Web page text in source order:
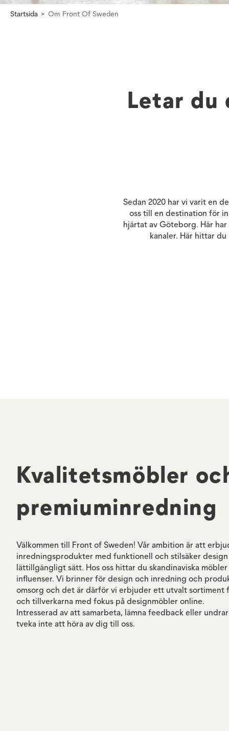
Startsida Om Front Of Sweden
Letar du
Sedan 2020 har vi varit en
oss till en destination för
hjärtat av Göteborg. Här
kanaler. Här hittar
Kvalitetsmöbler
premiuminredning
Välkommen till Front of Sweden! Vår ambition är att
inredningsprodukter med funktionell och stilsäker
lättillgängligt sätt. Hos oss hittar du skandinaviska
influenser. Vi brinner för design och inredning och
omsorg och det är därför vi erbjuder ett utvalt sortiment
och tillverkarna med fokus på designmöbler online.
Intresserad av att samarbeta, lämna feedback eller
tveka inte att höra av dig till oss.